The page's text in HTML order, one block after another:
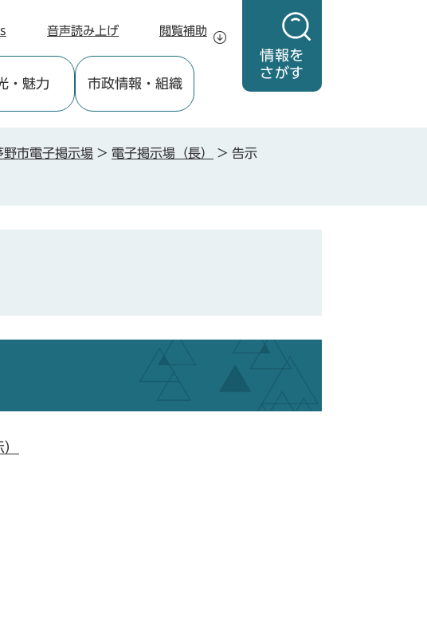
情報を
さがす
音声読み上げ 閲覧補助
・魅力 市政情報 ・組織
野市電子掲示場 > 電子掲示場（長） > 告示